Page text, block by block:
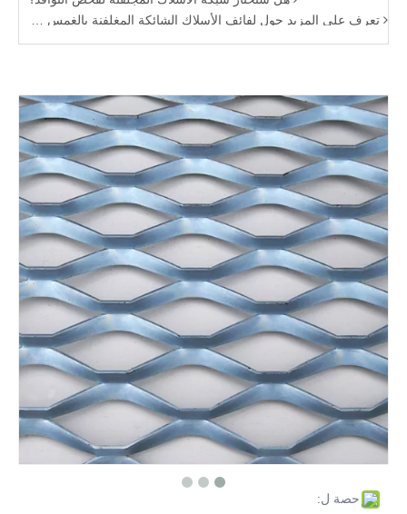
تعرف على المزيد حول لفائف الأسلاك الشائكة المغلفنة بالغمس الساخن
خاصية أسلاك الحديد المجلفن الكهربائية
شبكة حك الفولاذ المقاوم للصدأ
الغرض الرئيسي من قفص التراب 2
الغرض الرئيسي من قفص التراب
تطبيق شبكة سلكية ملحومة
مزايا شبكة نهر التراب
سلك صلب أسود
شبكة أسلاك الفولاذ المقاوم للصدأ الملحومة
قرص تصفية الفولاذ المقاوم للصدأ لمشكلة الترشيح
مقدمة عن قطع أسلاك الحديد
انقر للحصول على مزيد من المعلومات حول قماش أسلاك الفولاذ المقاوم للصدأ
ما هو سلك الحديد المجلفن بالغمس الساخن؟
حصة ل: